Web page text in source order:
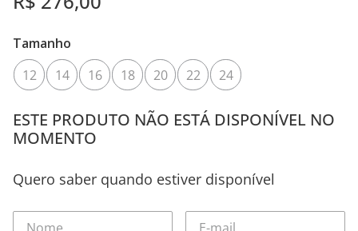
Tamanho
12
14 16 18 20 22 24
ESTE PRODUTO NÃO ESTÁ DISPONÍVEL NO
MOMENTO
Quero saber quando estiver disponível